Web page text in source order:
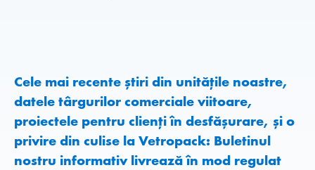
Cele mai recente știri din unitățile noastre,
datele târgurilor comerciale viitoare,
proiectele pentru clienți în desfășurare, și o
privire din culise la Vetropack: Buletinul
nostru informativ livrează în mod regulat